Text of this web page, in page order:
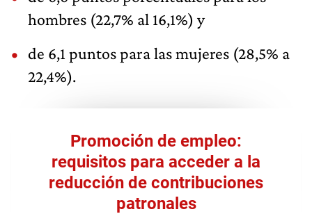
hombres (22,7% al 16,1%) y
de 6,1 puntos para las mujeres (28,5% a
22,4%).
Promoción de empleo:
requisitos para acceder a la
reducción de contribuciones
patronales